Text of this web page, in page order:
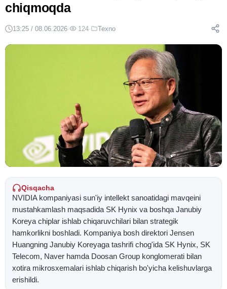
chiqmoqda
13:25 / 08.06.2026· 124· Texno
Qisqacha
NVIDIA kompaniyasi sun'iy intellekt sanoatidagi mavqeini
mustahkamlash maqsadida SK Hynix va boshqa Janubiy
Koreya chiplar ishlab chiqaruvchilari bilan strategik
hamkorlikni boshladi. Kompaniya bosh direktori Jensen
Huangning Janubiy Koreyaga tashrifi chog'ida SK Hynix, SK
Telecom, Naver hamda Doosan Group konglomerati bilan
xotira mikrosxemalari ishlab chiqarish bo'yicha kelishuvlarga
erishildi.